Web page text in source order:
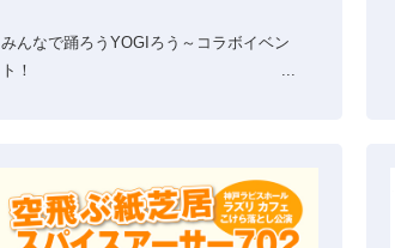
みんなで踊ろうYOGIろう～コラボイベン
ト！ ...